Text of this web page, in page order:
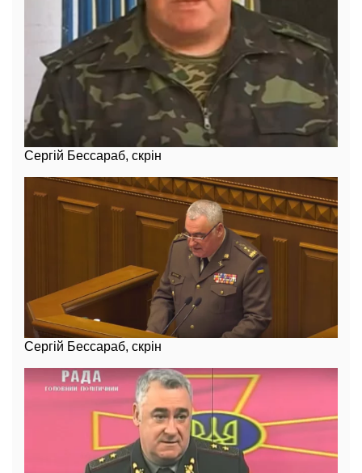
Сергій Бессараб, скрін
Сергій Бессараб, скрін